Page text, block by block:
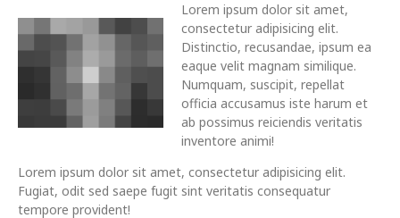
Lorem ipsum dolor sit amet,
consectetur adipisicing elit.
Distinctio, recusandae, ipsum ea
eaque velit magnam similique.
Numquam, suscipit, repellat
officia accusamus iste harum et
ab possimus reiciendis veritatis
inventore animi!
Lorem ipsum dolor sit amet, consectetur adipisicing elit.
Fugiat, odit sed saepe fugit sint veritatis consequatur
tempore provident!